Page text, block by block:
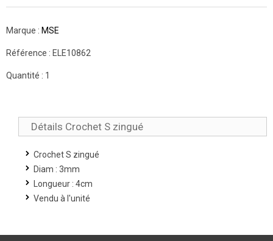
Marque : MSE
Référence : ELE10862
Quantité : 1
Détails Crochet S zingué
Crochet S zingué
Diam : 3mm
Longueur : 4cm
Vendu à l'unité